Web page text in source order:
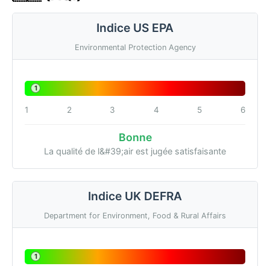
Indice US EPA
Environmental Protection Agency
1
1 2 3 4 5 6
Bonne
La qualité de l&#39;air est jugée satisfaisante
Indice UK DEFRA
Department for Environment, Food & Rural Affairs
1